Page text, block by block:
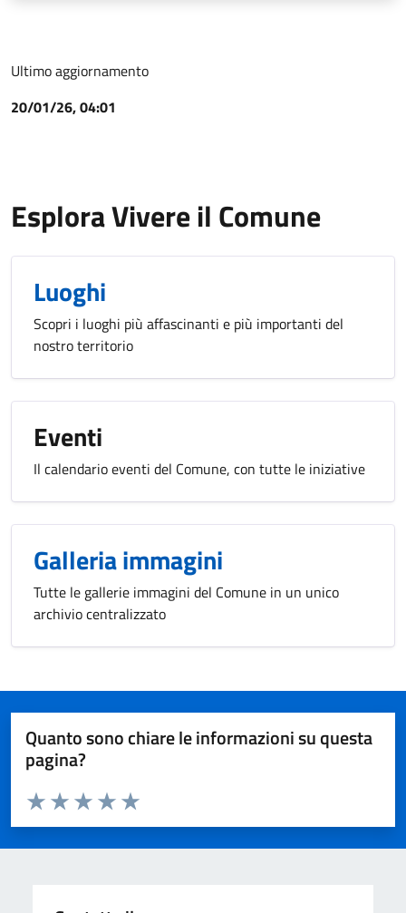
Ultimo aggiornamento
20/01/26, 04:01
Esplora Vivere il Comune
Luoghi
Scopri i luoghi più affascinanti e più importanti del
nostro territorio
Eventi
Il calendario eventi del Comune, con tutte le iniziative
Galleria immagini
Tutte le gallerie immagini del Comune in un unico
archivio centralizzato
Quanto sono chiare le informazioni su questa
pagina?
Valuta da 1 a 5 stelle la pagina
Valuta 5 stelle su 5
Valuta 4 stelle su 5
Valuta 3 stelle su 5
Valuta 2 stelle su 5
Valuta 1 stelle su 5